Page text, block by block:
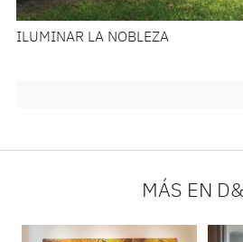
ILUMINAR LA NOBLEZA
MÁS EN